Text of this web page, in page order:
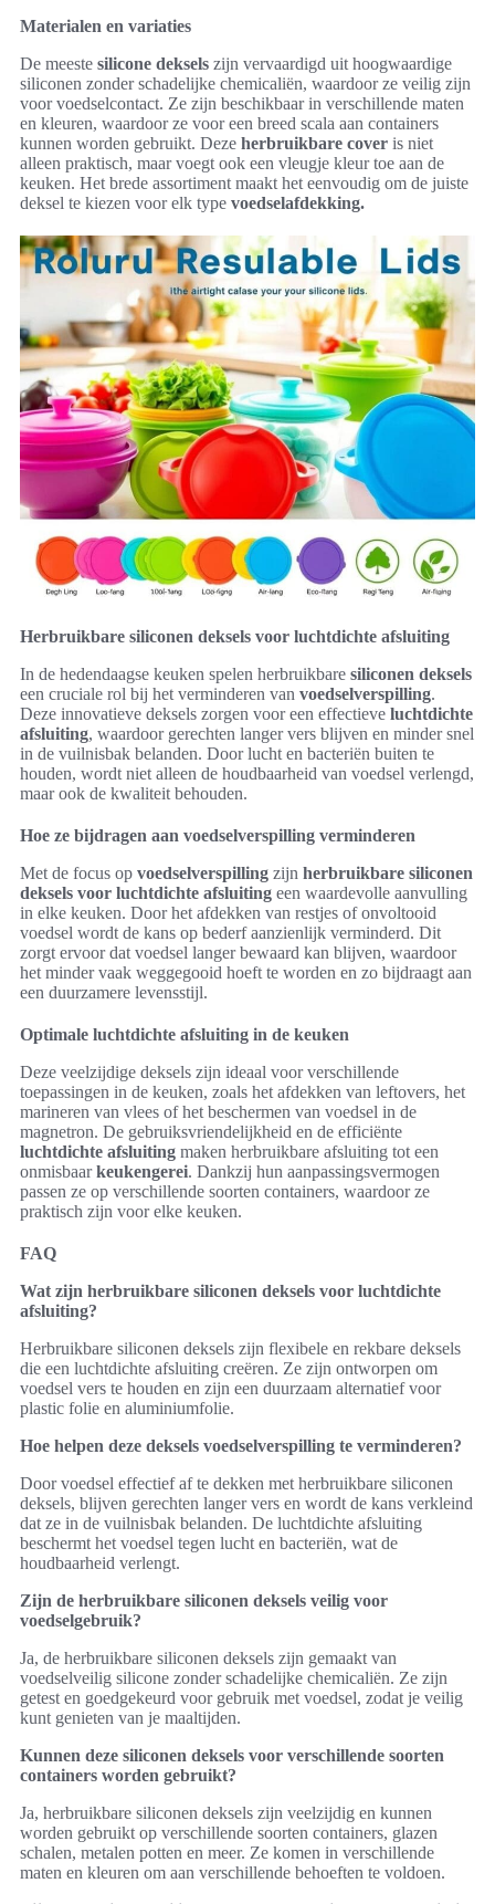
Materialen en variaties
De meeste silicone deksels zijn vervaardigd uit hoogwaardige
siliconen zonder schadelijke chemicaliën, waardoor ze veilig zijn
voor voedselcontact. Ze zijn beschikbaar in verschillende maten
en kleuren, waardoor ze voor een breed scala aan containers
kunnen worden gebruikt. Deze herbruikbare cover is niet
alleen praktisch, maar voegt ook een vleugje kleur toe aan de
keuken. Het brede assortiment maakt het eenvoudig om de juiste
deksel te kiezen voor elk type voedselafdekking.
Herbruikbare siliconen deksels voor luchtdichte afsluiting
In de hedendaagse keuken spelen herbruikbare siliconen deksels
een cruciale rol bij het verminderen van voedselverspilling.
Deze innovatieve deksels zorgen voor een effectieve luchtdichte
afsluiting, waardoor gerechten langer vers blijven en minder snel
in de vuilnisbak belanden. Door lucht en bacteriën buiten te
houden, wordt niet alleen de houdbaarheid van voedsel verlengd,
maar ook de kwaliteit behouden.
Hoe ze bijdragen aan voedselverspilling verminderen
Met de focus op voedselverspilling zijn herbruikbare siliconen
deksels voor luchtdichte afsluiting een waardevolle aanvulling
in elke keuken. Door het afdekken van restjes of onvoltooid
voedsel wordt de kans op bederf aanzienlijk verminderd. Dit
zorgt ervoor dat voedsel langer bewaard kan blijven, waardoor
het minder vaak weggegooid hoeft te worden en zo bijdraagt aan
een duurzamere levensstijl.
Optimale luchtdichte afsluiting in de keuken
Deze veelzijdige deksels zijn ideaal voor verschillende
toepassingen in de keuken, zoals het afdekken van leftovers, het
marineren van vlees of het beschermen van voedsel in de
magnetron. De gebruiksvriendelijkheid en de efficiënte
luchtdichte afsluiting maken herbruikbare afsluiting tot een
onmisbaarkeukengerei. Dankzij hun aanpassingsvermogen
passen ze op verschillende soorten containers, waardoor ze
praktisch zijn voor elke keuken.
FAQ
Wat zijn herbruikbare siliconen deksels voor luchtdichte
afsluiting?
Herbruikbare siliconen deksels zijn flexibele en rekbare deksels
die een luchtdichte afsluiting creëren. Ze zijn ontworpen om
voedsel vers te houden en zijn een duurzaam alternatief voor
plastic folie en aluminiumfolie.
Hoe helpen deze deksels voedselverspilling te verminderen?
Door voedsel effectief af te dekken met herbruikbare siliconen
deksels, blijven gerechten langer vers en wordt de kans verkleind
dat ze in de vuilnisbak belanden. De luchtdichte afsluiting
beschermt het voedsel tegen lucht en bacteriën, wat de
houdbaarheid verlengt.
Zijn de herbruikbare siliconen deksels veilig voor
voedselgebruik?
Ja, de herbruikbare siliconen deksels zijn gemaakt van
voedselveilig silicone zonder schadelijke chemicaliën. Ze zijn
getest en goedgekeurd voor gebruik met voedsel, zodat je veilig
kunt genieten van je maaltijden.
Kunnen deze siliconen deksels voor verschillende soorten
containers worden gebruikt?
Ja, herbruikbare siliconen deksels zijn veelzijdig en kunnen
worden gebruikt op verschillende soorten containers, glazen
schalen, metalen potten en meer. Ze komen in verschillende
maten en kleuren om aan verschillende behoeften te voldoen.